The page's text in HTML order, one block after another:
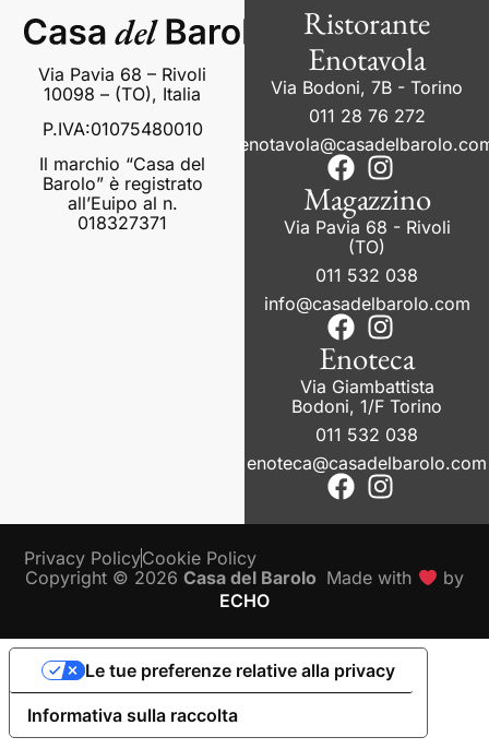
Via Pavia 68 – Rivoli
10098 – (TO), Italia
P.IVA:01075480010
Il marchio “Casa del
Barolo” è registrato
all’Euipo al n.
018327371
Ristorante
Enotavola
Via Bodoni, 7B - Torino
011 28 76 272
Magazzino
Via Pavia 68 - Rivoli
(TO)
011 532 038
info@casadelbarolo.com
Enoteca
Via Giambattista
Bodoni, 1/F Torino
011 532 038
enoteca@casadelbarolo.com
Copyright © 2026Casa del Barolo Made with
by
ECHO
Privacy PolicyCookie Policy
Informativa sulla raccolta
Le tue preferenze relative alla privacy